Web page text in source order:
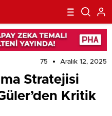
75 Aralık 12, 2025
Stratejisi
Kritik